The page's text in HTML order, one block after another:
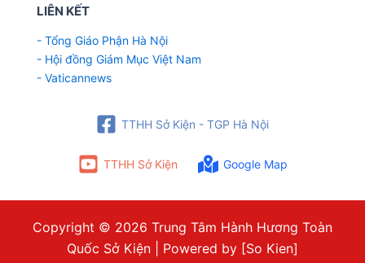
LIÊN KẾT
- Tổng Giáo Phận Hà Nội
- Hội đồng Giám Mục Việt Nam
- Vaticannews
TTHH Sở Kiện - TGP Hà Nội
TTHH Sở Kiện Google Map
Copyright © 2026 Trung Tâm Hành Hương Toàn
Quốc Sở Kiện | Powered by [So Kien]